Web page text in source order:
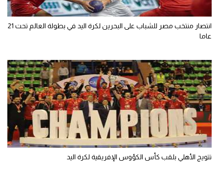
انتصار منتخب مصر للشباب على البحرين لكرة اليد في بطولة العالم تحت 21
عاما
تتويج الأهلي بلقب كأس الكؤوس الإفريقية لكرة اليد